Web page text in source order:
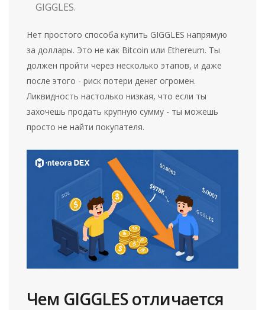
GIGGLES.
Нет простого способа купить GIGGLES напрямую
за доллары. Это не как Bitcoin или Ethereum. Ты
должен пройти через несколько этапов, и даже
после этого - риск потери денег огромен.
Ликвидность настолько низкая, что если ты
захочешь продать крупную сумму - ты можешь
просто не найти покупателя.
Чем GIGGLES отличается